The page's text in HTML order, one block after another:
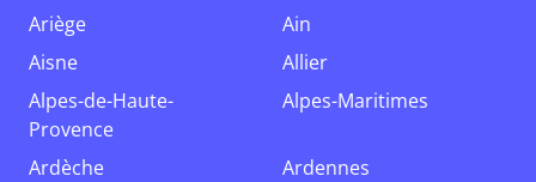
Ariège
Ain
Aisne
Allier
Alpes-de-Haute-
Provence
Alpes-Maritimes
Ardèche
Ardennes